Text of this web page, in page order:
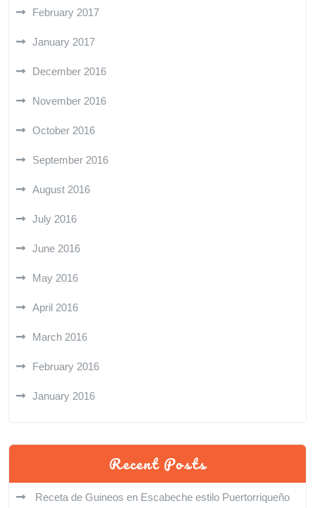
February 2017
January 2017
December 2016
November 2016
October 2016
September 2016
August 2016
July 2016
June 2016
May 2016
April 2016
March 2016
February 2016
January 2016
Recent Posts
Receta de Guineos en Escabeche estilo Puertorriqueño